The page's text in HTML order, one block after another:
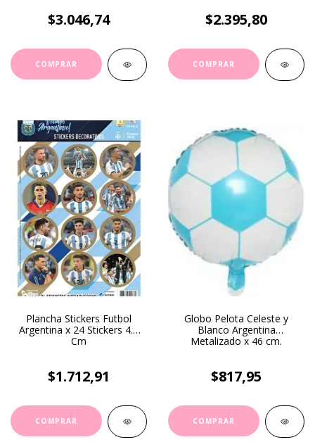
$3.046,74 $2.395,80
Plancha Stickers Futbol
Argentina x 24 Stickers 4.5
Cm
$1.712,91
Globo Pelota Celeste y
Blanco Argentina
Metalizado x 46 cm.
$817,95